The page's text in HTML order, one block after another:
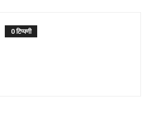
0 टिप्पणी